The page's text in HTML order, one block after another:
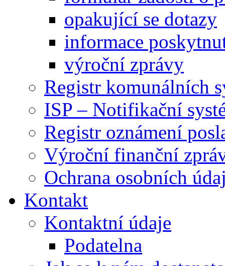
opakující se dotazy
informace
výroční zprávy
Registr komunálních
ISP – Notifikační
Registr oznámení
Výroční finanční
Ochrana osobních
Kontakt
Kontaktní údaje
Podatelna